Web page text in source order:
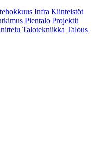
Infra Kiinteistöt
Pientalo Projektit
Talotekniikka Talous